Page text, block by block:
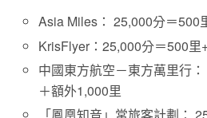
Asia Miles： 25,000分＝500
KrisFlyer：25,000分＝500里
中國東方航空－東方萬里行
＋額外1,000里